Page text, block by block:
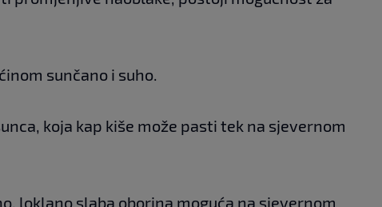
sunčano i suho.
koja kap kiše može pasti tek na sjevernom
loklano slaba oborina moguća na sjevernom